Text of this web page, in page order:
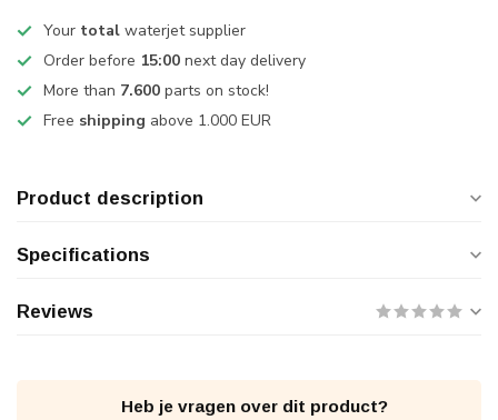
Your total waterjet supplier
Order before 15:00 next day delivery
More than 7.600 parts on stock!
Free shipping above 1.000 EUR
Product description
Specifications
Reviews
Heb je vragen over dit product?